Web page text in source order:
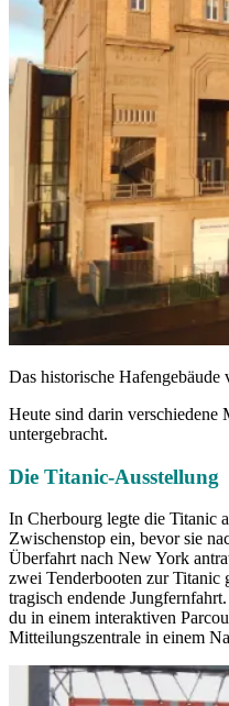
Das historische Hafengebäude
Heute sind darin verschiedene
untergebracht.
Die Titanic-Ausstellung
In Cherbourg legte die Titanic
Zwischenstop ein, bevor sie
Überfahrt nach New York
zwei Tenderbooten zur Titanic
tragisch endende
du in einem interaktiven
Mitteilungszentrale in einem